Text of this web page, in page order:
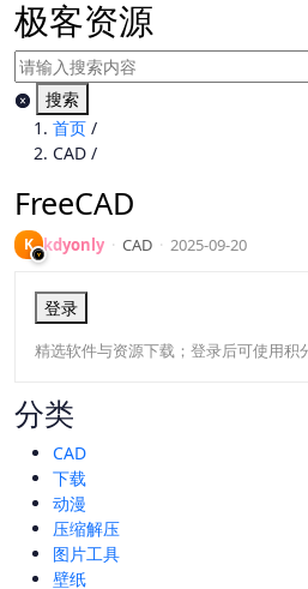
极客资源
搜索
首页 /
CAD /
FreeCAD
K kdyonly · CAD · 2025-09-20
登录
精选软件与资源下载；登录后可使用积
分类
CAD
下载
动漫
压缩解压
图片工具
壁纸